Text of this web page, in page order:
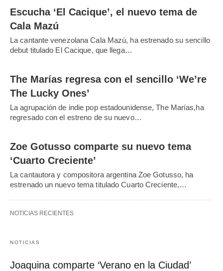
Escucha ‘El Cacique’, el nuevo tema de
Cala Mazú
La cantante venezolana Cala Mazú, ha estrenado su sencillo
debut titulado El Cacique, que llega…
The Marías regresa con el sencillo ‘We’re
The Lucky Ones’
La agrupación de indie pop estadounidense, The Marías,ha
regresado con el estreno de su nuevo…
Zoe Gotusso comparte su nuevo tema
‘Cuarto Creciente’
La cantautora y compositora argentina Zoe Gotusso, ha
estrenado un nuevo tema titulado Cuarto Creciente,…
NOTICIAS RECIENTES
NOTICIAS
Joaquina comparte ‘Verano en la Ciudad’